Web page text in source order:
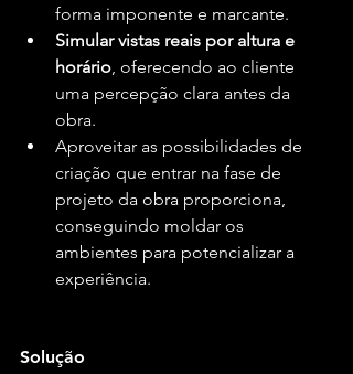
forma imponente e marcante.
Simular vistas reais por altura e
horário, oferecendo ao cliente
uma percepção clara antes da
obra.
Aproveitar as possibilidades de
criação que entrar na fase de
projeto da obra proporciona,
conseguindo moldar os
ambientes para potencializar a
experiência.
Solução